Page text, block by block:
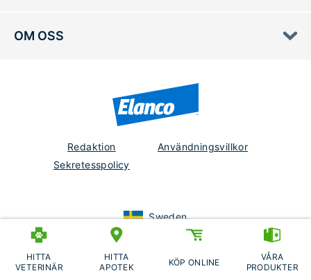
OM OSS
Redaktion
Användningsvillkor
Sekretesspolicy
Sweden
EM-SE-21-0073
Datum för granskning:
November 2021
©2026 Elanco or its affiliates.
HITTA
VETERINÄR
HITTA
APOTEK
KÖP ONLINE
VÅRA
PRODUKTER